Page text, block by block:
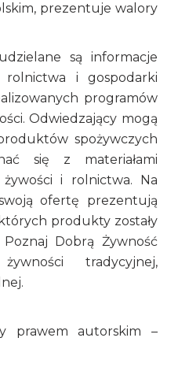
prezentuje walory
są informacje
rolnictwa i gospodarki
programów
Odwiedzający mogą
spożywczych
się z materiałami
i rolnictwa. Na
ofertę prezentują
produkty zostały
Dobrą Żywność
tradycyjnej,
prawem autorskim –